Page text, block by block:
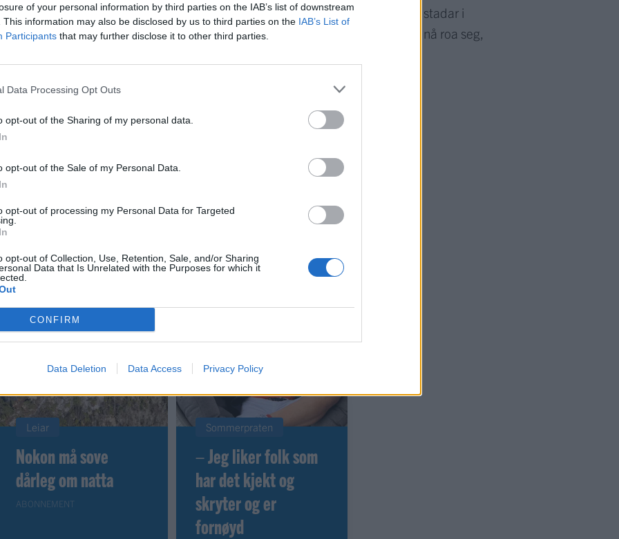
of your personal information by third parties on the IAB’s list of downstream
This information may also be disclosed by us to third parties on the IAB’s List of
Participants that may further disclose it to other third parties.
Data Processing Opt Outs
opt-out of the Sharing of my personal data.
opt-out of the Sale of my Personal Data.
opt-out of processing my Personal Data for Targeted
opt-out of Collection, Use, Retention, Sale, and/or Sharing
Data that Is Unrelated with the Purposes for which it
CONFIRM
Data Deletion Data Access Privacy Policy
Weltzien Dalakerer tøft møte med sommaren. Den knakk på midten. Fleire stadar i
over vegen og gjorde det både vanskeleg og farleg å ferdas. Vinden har nå roa seg,
i dagene som kjem.
Plussgrader
Leiar
Nokon må sove
dårleg om natta
ABONNEMENT
Sommerpraten
– Jeg liker folk som
har det kjekt og
skryter og er
fornøyd